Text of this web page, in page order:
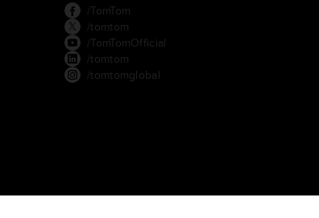
/TomTom
/tomtom
/TomTomOfficial
/tomtom
/tomtomglobal